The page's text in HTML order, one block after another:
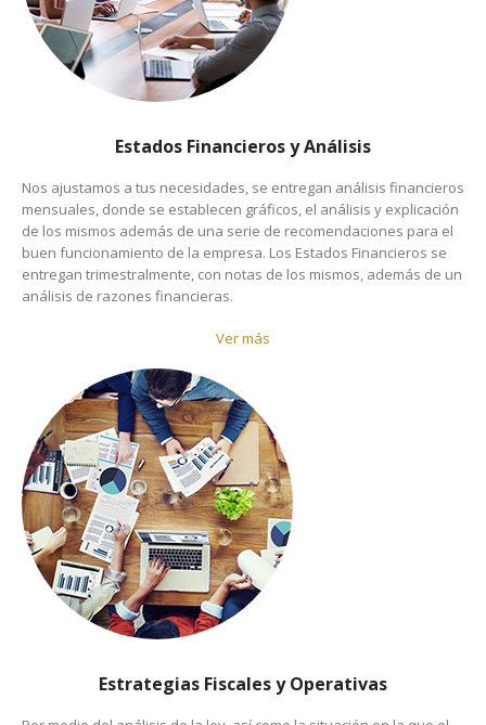
Estados Financieros y Análisis
Nos ajustamos a tus necesidades, se entregan análisis financieros
mensuales, donde se establecen gráficos, el análisis y explicación
de los mismos además de una serie de recomendaciones para el
buen funcionamiento de la empresa. Los Estados Financieros se
entregan trimestralmente, con notas de los mismos, además de un
análisis de razones financieras.
Ver más
Estrategias Fiscales y Operativas